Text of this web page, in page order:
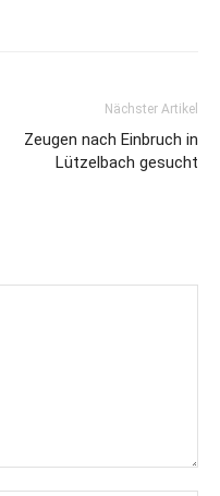
Nächster Artikel
Zeugen nach Einbruch in
Lützelbach gesucht